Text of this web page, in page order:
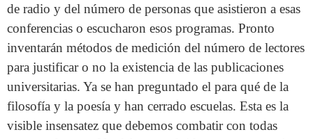
de radio y del número de personas que asistieron a esas
conferencias o escucharon esos programas. Pronto
inventarán métodos de medición del número de lectores
para justificar o no la existencia de las publicaciones
universitarias. Ya se han preguntado el para qué de la
filosofía y la poesía y han cerrado escuelas. Esta es la
visible insensatez que debemos combatir con todas